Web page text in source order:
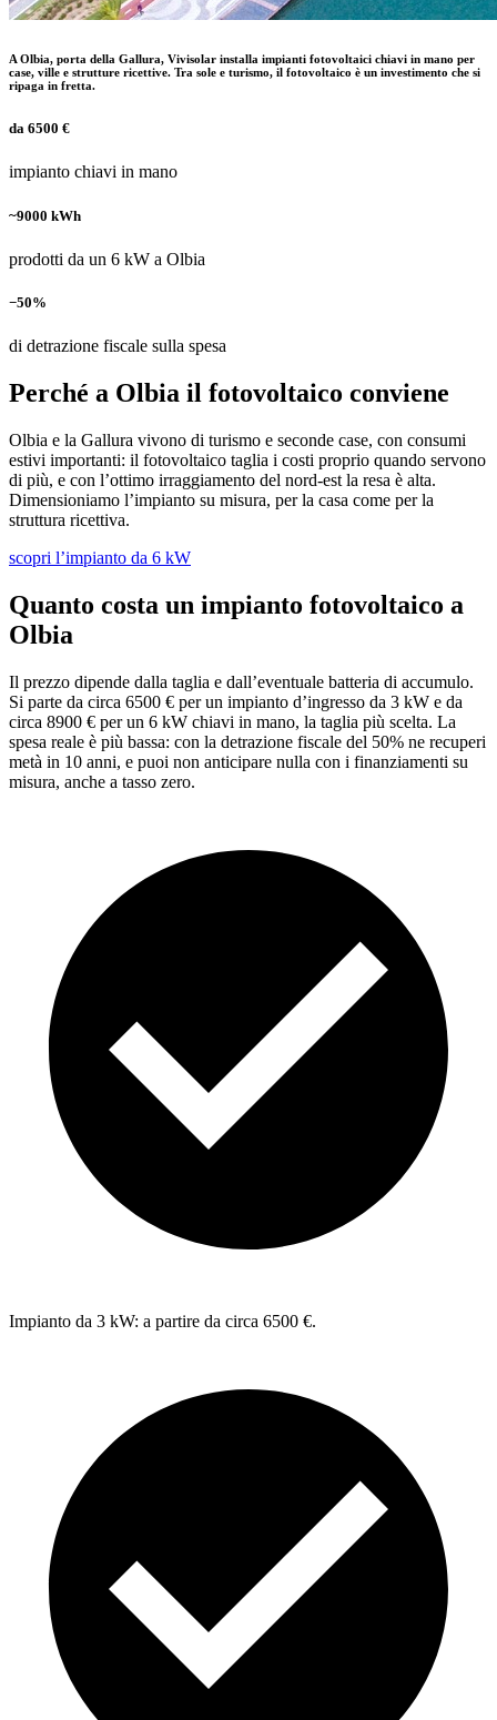
A Olbia, porta della Gallura, Vivisolar installa impianti fotovoltaici chiavi in mano per
case, ville e strutture ricettive. Tra sole e turismo, il fotovoltaico è un investimento che si
ripaga in fretta.
da 6500 €
impianto chiavi in mano
~9000 kWh
prodotti da un 6 kW a Olbia
−50%
di detrazione fiscale sulla spesa
Perché a Olbia il fotovoltaico conviene
Olbia e la Gallura vivono di turismo e seconde case, con consumi
estivi importanti: il fotovoltaico taglia i costi proprio quando servono
di più, e con l’ottimo irraggiamento del nord-est la resa è alta.
Dimensioniamo l’impianto su misura, per la casa come per la
struttura ricettiva.
scopri l’impianto da 6 kW
Quanto costa un impianto fotovoltaico a
Olbia
Il prezzo dipende dalla taglia e dall’eventuale batteria di accumulo.
Si parte da circa 6500 € per un impianto d’ingresso da 3 kW e da
circa 8900 € per un 6 kW chiavi in mano, la taglia più scelta. La
spesa reale è più bassa: con la detrazione fiscale del 50% ne recuperi
metà in 10 anni, e puoi non anticipare nulla con i finanziamenti su
misura, anche a tasso zero.
Impianto da 3 kW: a partire da circa 6500 €.